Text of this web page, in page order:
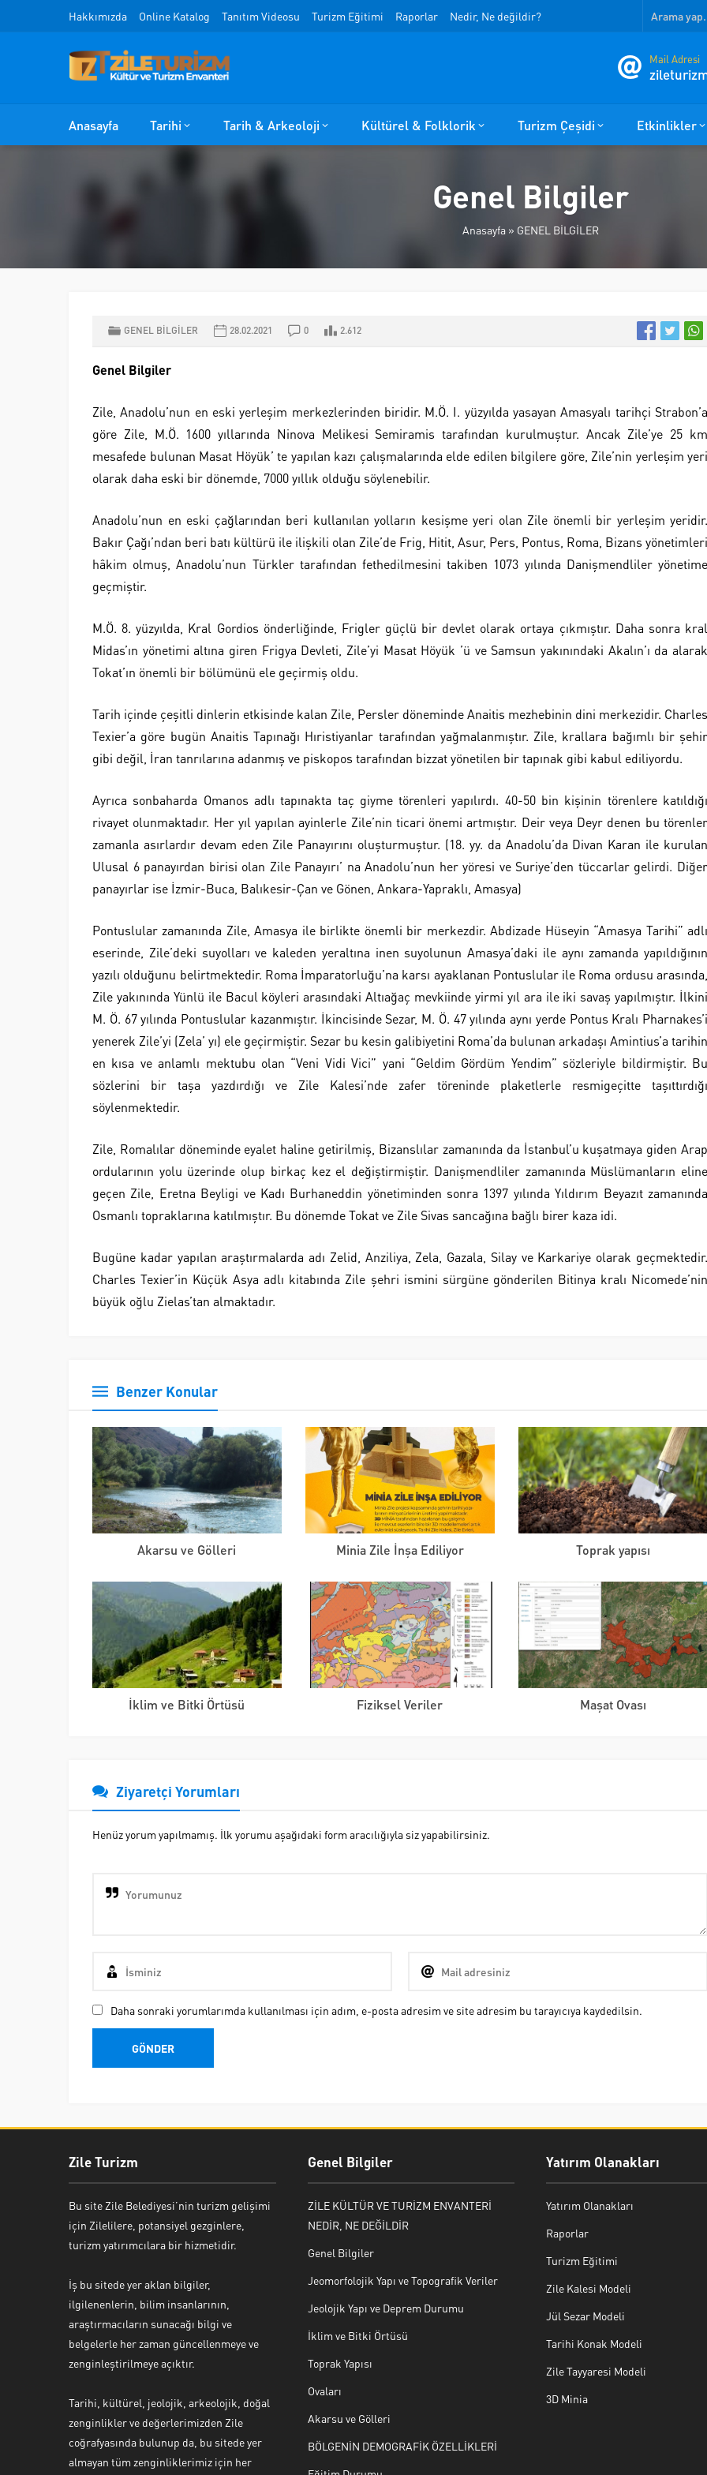
Hakkımızda Online Katalog Tanıtım Videosu Turizm Eğitimi Raporlar Nedir, Ne değildir?
Mail Adresi
Anasayfa Tarihi Tarih & Arkeoloji Kültürel & Folklorik Turizm Çeşidi Etkinlikler
Genel Bilgiler
Anasayfa» GENEL BİLGİLER
GENEL BİLGİLER 28.02.2021 0 2.612
Genel Bilgiler
Zile, Anadolu’nun en eski yerleşim merkezlerinden biridir. M.Ö. I. yüzyılda yasayan Amasyalı tarihçi Strabon’a
göre Zile, M.Ö. 1600 yıllarında Ninova Melikesi Semiramis tarafından kurulmuştur. Ancak Zile’ye 25 km
mesafede bulunan Masat Höyük’ te yapılan kazı çalışmalarında elde edilen bilgilere göre, Zile’nin yerleşim yeri
olarak daha eski bir dönemde, 7000 yıllık olduğu söylenebilir.
Anadolu’nun en eski çağlarından beri kullanılan yolların kesişme yeri olan Zile önemli bir yerleşim yeridir.
Bakır Çağı’ndan beri batı kültürü ile ilişkili olan Zile’de Frig, Hitit, Asur, Pers, Pontus, Roma, Bizans yönetimleri
hâkim olmuş, Anadolu’nun Türkler tarafından fethedilmesini takiben 1073 yılında Danişmendliler yönetime
geçmiştir.
M.Ö. 8. yüzyılda, Kral Gordios önderliğinde, Frigler güçlü bir devlet olarak ortaya çıkmıştır. Daha sonra kral
Midas’ın yönetimi altına giren Frigya Devleti, Zile’yi Masat Höyük ’ü ve Samsun yakınındaki Akalın’ı da alarak
Tokat’ın önemli bir bölümünü ele geçirmiş oldu.
Tarih içinde çeşitli dinlerin etkisinde kalan Zile, Persler döneminde Anaitis mezhebinin dini merkezidir. Charles
Texier’a göre bugün Anaitis Tapınağı Hıristiyanlar tarafından yağmalanmıştır. Zile, krallara bağımlı bir şehir
gibi değil, İran tanrılarına adanmış ve piskopos tarafından bizzat yönetilen bir tapınak gibi kabul ediliyordu.
Ayrıca sonbaharda Omanos adlı tapınakta taç giyme törenleri yapılırdı. 40-50 bin kişinin törenlere katıldığı
rivayet olunmaktadır. Her yıl yapılan ayinlerle Zile’nin ticari önemi artmıştır. Deir veya Deyr denen bu törenler
zamanla asırlardır devam eden Zile Panayırını oluşturmuştur. (18. yy. da Anadolu’da Divan Karan ile kurulan
Ulusal 6 panayırdan birisi olan Zile Panayırı’ na Anadolu’nun her yöresi ve Suriye’den tüccarlar gelirdi. Diğer
panayırlar ise İzmir-Buca, Balıkesir-Çan ve Gönen, Ankara-Yapraklı, Amasya)
Pontuslular zamanında Zile, Amasya ile birlikte önemli bir merkezdir. Abdizade Hüseyin “Amasya Tarihi” adlı
eserinde, Zile’deki suyolları ve kaleden yeraltına inen suyolunun Amasya’daki ile aynı zamanda yapıldığının
yazılı olduğunu belirtmektedir. Roma İmparatorluğu’na karsı ayaklanan Pontuslular ile Roma ordusu arasında,
Zile yakınında Yünlü ile Bacul köyleri arasındaki Altıağaç mevkiinde yirmi yıl ara ile iki savaş yapılmıştır. İlkini
M. Ö. 67 yılında Pontuslular kazanmıştır. İkincisinde Sezar, M. Ö. 47 yılında aynı yerde Pontus Kralı Pharnakes’i
yenerek Zile’yi (Zela’ yı) ele geçirmiştir. Sezar bu kesin galibiyetini Roma’da bulunan arkadaşı Amintius’a tarihin
en kısa ve anlamlı mektubu olan “Veni Vidi Vici” yani “Geldim Gördüm Yendim” sözleriyle bildirmiştir. Bu
sözlerini bir taşa yazdırdığı ve Zile Kalesi’nde zafer töreninde plaketlerle resmigeçitte taşıttırdığı
söylenmektedir.
Zile, Romalılar döneminde eyalet haline getirilmiş, Bizanslılar zamanında da İstanbul’u kuşatmaya giden Arap
ordularının yolu üzerinde olup birkaç kez el değiştirmiştir. Danişmendliler zamanında Müslümanların eline
geçen Zile, Eretna Beyligi ve Kadı Burhaneddin yönetiminden sonra 1397 yılında Yıldırım Beyazıt zamanında
Osmanlı topraklarına katılmıştır. Bu dönemde Tokat ve Zile Sivas sancağına bağlı birer kaza idi.
Bugüne kadar yapılan araştırmalarda adı Zelid, Anziliya, Zela, Gazala, Silay ve Karkariye olarak geçmektedir.
Charles Texier’in Küçük Asya adlı kitabında Zile şehri ismini sürgüne gönderilen Bitinya kralı Nicomede’nin
büyük oğlu Zielas’tan almaktadır.
Benzer Konular
Akarsu ve Gölleri Minia Zile İnşa Ediliyor Toprak yapısı
İklim ve Bitki Örtüsü Fiziksel Veriler Maşat Ovası
Ziyaretçi Yorumları
Henüz yorum yapılmamış. İlk yorumu aşağıdaki form aracılığıyla siz yapabilirsiniz.
Daha sonraki yorumlarımda kullanılması için adım, e-posta adresim ve site adresim bu tarayıcıya kaydedilsin.
Zile Turizm
Bu site Zile Belediyesi’nin turizm gelişimi
için Zilelilere, potansiyel gezginlere,
turizm yatırımcılara bir hizmetidir.
İş bu sitede yer aklan bilgiler,
ilgilenenlerin, bilim insanlarının,
araştırmacıların sunacağı bilgi ve
belgelerle her zaman güncellenmeye ve
zenginleştirilmeye açıktır.
Tarihi, kültürel, jeolojik, arkeolojik, doğal
zenginlikler ve değerlerimizden Zile
coğrafyasında bulunup da, bu sitede yer
almayan tüm zenginliklerimiz için her
Genel Bilgiler
ZİLE KÜLTÜR VE TURİZM ENVANTERİ
NEDİR, NE DEĞİLDİR
Genel Bilgiler
Jeomorfolojik Yapı ve Topografik Veriler
Jeolojik Yapı ve Deprem Durumu
İklim ve Bitki Örtüsü
Toprak Yapısı
Ovaları
Akarsu ve Gölleri
BÖLGENİN DEMOGRAFİK ÖZELLİKLERİ
Yatırım Olanakları
Yatırım Olanakları
Raporlar
Turizm Eğitimi
Zile Kalesi Modeli
Jül Sezar Modeli
Tarihi Konak Modeli
Zile Tayyaresi Modeli
3D Minia
Yaşar Erkan İÇEN